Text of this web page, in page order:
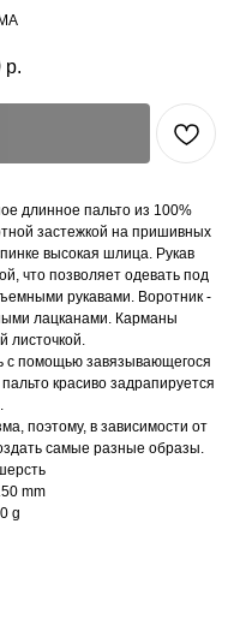
р.
длинное пальто из 100%
застежкой на пришивных
высокая шлица. Рукав
что позволяет одевать под
рукавами. Воротник -
лацканами. Карманы
листочкой.
с помощью завязывающегося
красиво задрапируется
поэтому, в зависимости от
самые разные образы.
mm
g